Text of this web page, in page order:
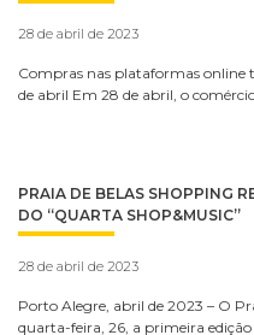
28 de abril de 2023
Compras nas plataformas
de abril Em 28 de abril, o
PRAIA DE BELAS SHOPPING
DO “QUARTA SHOP&MUSIC”
28 de abril de 2023
Porto Alegre, abril de 2023 – O
quarta-feira, 26, a primeira